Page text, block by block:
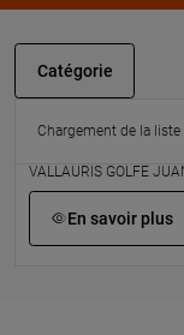
Catégorie
THOMAS MOREL
VALLAURIS GOLFE
En savoir plus